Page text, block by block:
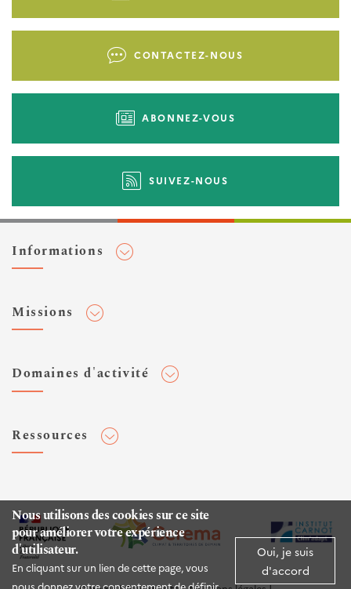
Nous utilisons des cookies sur ce site
pour améliorer votre expérience
d'utilisateur.
En cliquant sur un lien de cette page, vous
nous donnez votre consentement de définir
Oui, je suis
d'accord
-
CONTACTEZ-NOUS
ABONNEZ-VOUS
SUIVEZ-NOUS
Informations
Flux RSS
Veilles et newsletters
Expertises Territoires
Espace presse
Missions
Normalisation
Domaines d'activité
Infrastructures de transport
Environnement et risques
Mer et littoral
Ressources
Rapports d'étude
Publications HAL
Documentation routière (DTRF)
Logiciels & apps